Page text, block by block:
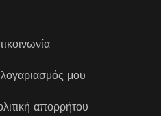
μου
απορρήτου